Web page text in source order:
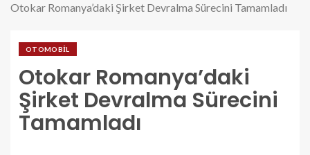
Otokar Romanya’daki Şirket Devralma Sürecini Tamamladı
OTOMOBIL
Otokar Romanya’daki
Şirket Devralma Sürecini
Tamamladı